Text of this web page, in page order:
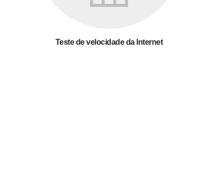
Teste de velocidade da Internet